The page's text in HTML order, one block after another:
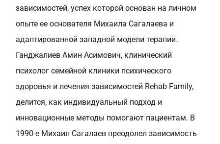
зависимостей, успех которой основан на личном
опыте ее основателя Михаила Сагалаева и
адаптированной западной модели терапии.
Ганджалиев Амин Асимович, клинический
психолог семейной клиники психического
здоровья и лечения зависимостей Rehab Family,
делится, как индивидуальный подход и
инновационные методы помогают пациентам. В
1990-е Михаил Сагалаев преодолел зависимость